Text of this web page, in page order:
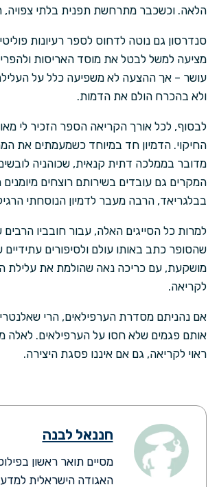
הלאה. וכשכבר מתרחשת תפנית בלתי צפויה,
סנדרסון גם נוטה לדחוס לספר רעיונות
מציעה למשל לבטל את מוסד האריסות
עושר – אך ההצעה לא משפיעה כלל על
ולא בהכרח הולם את הדמות.
לבסוף, לכל אורך הקריאה הספר הזכיר לי
החיקוי. הדמיון חד במיוחד כשמעמתים את
מדובר בממלכה דתית קנאית, שכוהניה
המקרים גם עובדים בשירותם רוצחים
בבלגריאד, הרבה מעבר לדמיון הנוסחתי
למרות כל הסייגים האלה, עבור חובביו
שהסופר כתב באותו עולם ולסיפורים
מושקעת, עם כריכה נאה שהולמת את עלילת
לקריאה.
אם נהניתם מסדרת הערפילאים, הרי
אותם פגמים שלא חסו על הערפילאים.
ראוי לקריאה, גם אם איננו פסגת היצירה.
חננאל לבנה
האגודה הישראלית למדע